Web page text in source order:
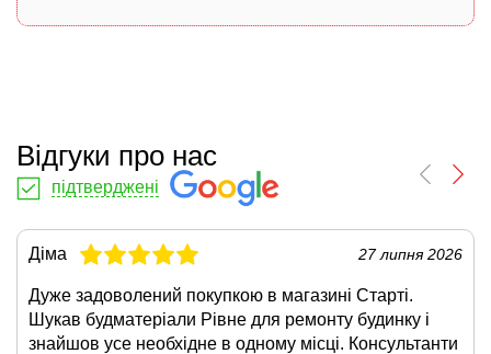
Відгуки про нас
підтверджені
Діма 27 липня 2026
Дуже задоволений покупкою в магазині Старті.
Шукав будматеріали Рівне для ремонту будинку і
знайшов усе необхідне в одному місці. Консультанти